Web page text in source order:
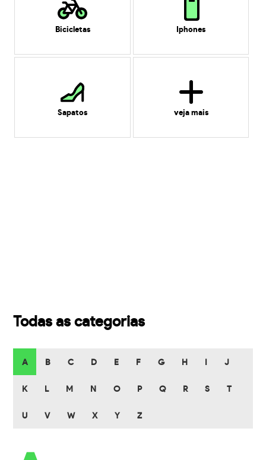
Bicicletas Iphones
Sapatos veja mais
Todas as categorias
A B C D E F G H J
K L M N O P Q R S T
U V W X Y Z